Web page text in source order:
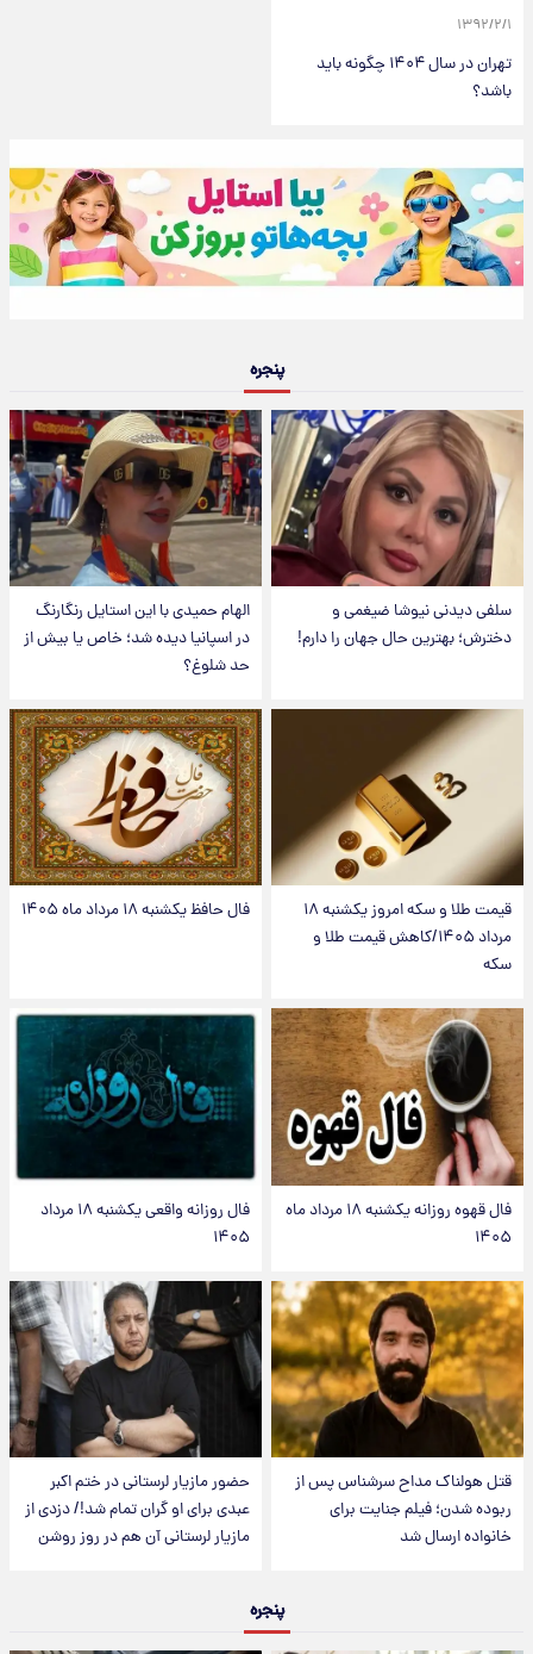
۱۳۹۲/۲/۱
تهران در سال ۱۴۰۴ چگونه باید
باشد؟
پنجره
سلفی دیدنی نیوشا ضیغمی و
دخترش؛ بهترین حال جهان را دارم!
الهام حمیدی با این استایل رنگارنگ
در اسپانیا دیده شد؛ خاص یا بیش از
حد شلوغ؟
قیمت طلا و سکه امروز یکشنبه ۱۸
مرداد ۱۴۰۵/کاهش قیمت طلا و
سکه
فال حافظ یکشنبه ۱۸ مرداد ماه ۱۴۰۵
فال قهوه روزانه یکشنبه ۱۸ مرداد ماه
۱۴۰۵
فال روزانه واقعی یکشنبه ۱۸ مرداد
۱۴۰۵
قتل هولناک مداح سرشناس پس از
ربوده شدن؛ فیلم جنایت برای
خانواده ارسال شد
حضور مازیار لرستانی در ختم اکبر
عبدی برای او گران تمام شد!/ دزدی از
مازیار لرستانی آن هم در روز روشن
پنجره